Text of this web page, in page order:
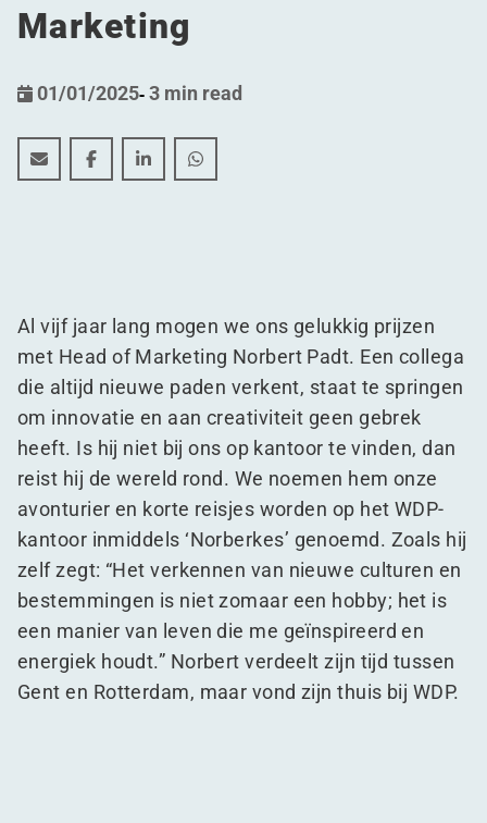
Marketing
01/01/2025-3 min read
Het vijfjarig jubileum van Norbert Padt: een reis met
Het vijfjarig jubileum van Norbert Padt: een
Het vijfjarig jubileum van Norbert Padt:
Het vijfjarig jubileum van Norbert
Al vijf jaar lang mogen we ons gelukkig prijzen
met Head of Marketing Norbert Padt. Een collega
die altijd nieuwe paden verkent, staat te springen
om innovatie en aan creativiteit geen gebrek
heeft. Is hij niet bij ons op kantoor te vinden, dan
reist hij de wereld rond. We noemen hem onze
avonturier en korte reisjes worden op het WDP-
kantoor inmiddels‘Norberkes’ genoemd. Zoals hij
zelf zegt: “Het verkennen van nieuwe culturen en
bestemmingen is niet zomaar een hobby; het is
een manier van leven die me geïnspireerd en
energiek houdt.” Norbert verdeelt zijn tijd tussen
Gent en Rotterdam, maar vond zijn thuis bij WDP.